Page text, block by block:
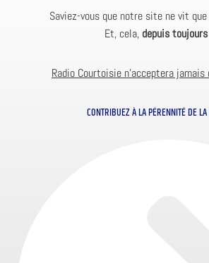
Saviez-vous que notre site ne vit
Et, cela, depuis
Radio Courtoisie n’acceptera
CONTRIBUEZ À LA PÉRENNITÉ DE